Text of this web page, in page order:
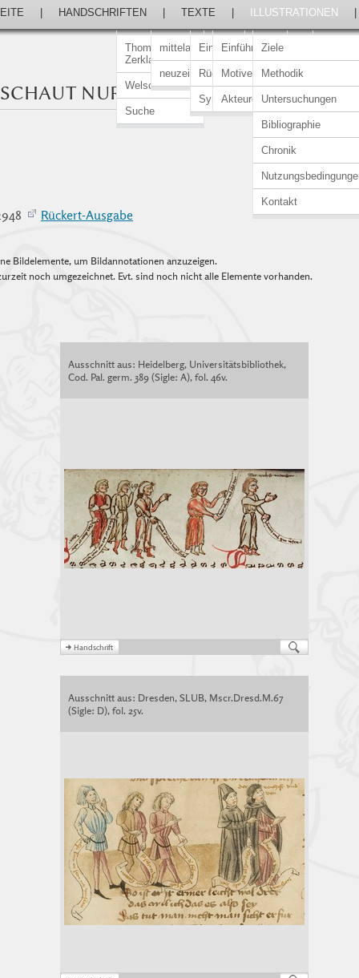
Thomasin von
Zerklaere
Welscher Gast
Suche
HANDSCHRIFTEN
mittelalterlich
neuzeitlich
TEXTE
Einführung
Rückert-Ausgabe
Synopsen
ILLUSTRATIONEN
Einführung
Motive
Akteure
Ziele
Methodik
Untersuchungen
Bibliographie
Chronik
Kontakt
NUR AUF DEN REICHEREN
Rückert-Ausgabe
Bildelemente, um Bildannotationen anzuzeigen.
noch umgezeichnet. Evt. sind noch nicht alle Elemente vorhanden.
Ausschnitt aus: Heidelberg, Universitätsbibliothek,
Cod. Pal. germ. 389 (Sigle: A), fol. 46v.
Ausschnitt aus: Dresden, SLUB, Mscr.Dresd.M.67
(Sigle: D), fol. 25v.